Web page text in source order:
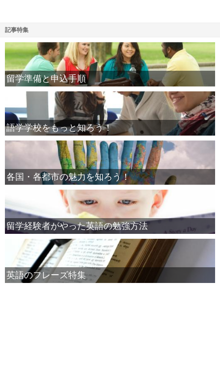
記事特集
留学準備と申込手順
語学学校をもっと知ろう！
各国・各都市の魅力を知ろう！
留学経験者がやった英語の勉強方法
英語のフレーズ特集